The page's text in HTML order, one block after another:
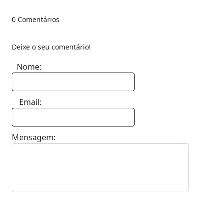
0 Comentários
Deixe o seu comentário!
Nome:
Email:
Mensagem: